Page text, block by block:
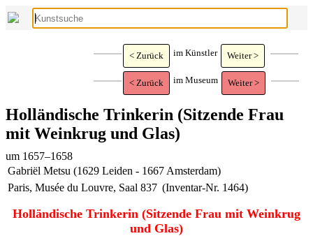
< Zurück im Künstler Weiter >
< Zurück im Museum Weiter >
Holländische Trinkerin (Sitzende Frau
mit Weinkrug und Glas)
um 1657–1658
Gabriël Metsu (1629 Leiden - 1667 Amsterdam)
Paris, Musée du Louvre, Saal 837 (Inventar-Nr. 1464)
Holländische Trinkerin (Sitzende Frau mit Weinkrug
und Glas)